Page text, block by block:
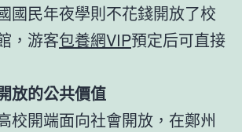
國民年夜學則不花錢開放了校
，游客包養網VIP預定后可直接
放的公共價值
校開端面向社會開放，在鄭州